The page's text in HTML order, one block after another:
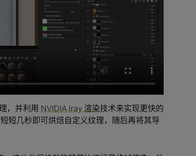
，并利用 NVIDIA Iray 渲染技术来实现更快的
短几秒即可烘焙自定义纹理，随后再将其导